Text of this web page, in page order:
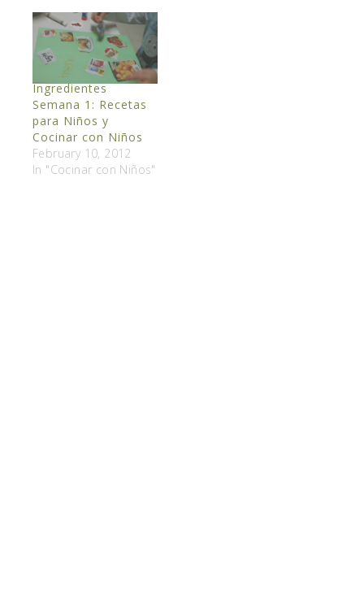
Ingredientes
Semana 1: Recetas
para Niños y
Cocinar con Niños
February 10, 2012
In "Cocinar con Niños"